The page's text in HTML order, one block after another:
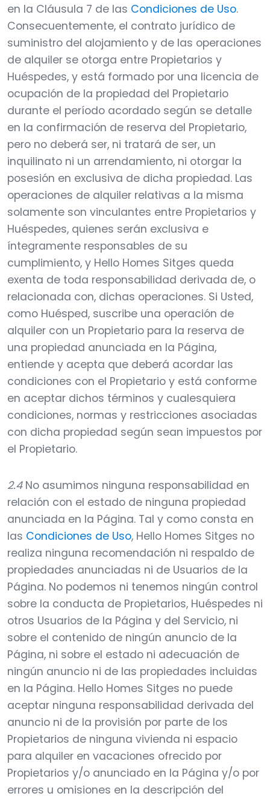
en la Cláusula 7 de las Condiciones de Uso.
Consecuentemente, el contrato jurídico de
suministro del alojamiento y de las operaciones
de alquiler se otorga entre Propietarios y
Huéspedes, y está formado por una licencia de
ocupación de la propiedad del Propietario
durante el período acordado según se detalle
en la confirmación de reserva del Propietario,
pero no deberá ser, ni tratará de ser, un
inquilinato ni un arrendamiento, ni otorgar la
posesión en exclusiva de dicha propiedad. Las
operaciones de alquiler relativas a la misma
solamente son vinculantes entre Propietarios y
Huéspedes, quienes serán exclusiva e
íntegramente responsables de su
cumplimiento, y Hello Homes Sitges queda
exenta de toda responsabilidad derivada de, o
relacionada con, dichas operaciones. Si Usted,
como Huésped, suscribe una operación de
alquiler con un Propietario para la reserva de
una propiedad anunciada en la Página,
entiende y acepta que deberá acordar las
condiciones con el Propietario y está conforme
en aceptar dichos términos y cualesquiera
condiciones, normas y restricciones asociadas
con dicha propiedad según sean impuestos por
el Propietario.
2.4No asumimos ninguna responsabilidad en
relación con el estado de ninguna propiedad
anunciada en la Página. Tal y como consta en
las Condiciones de Uso, Hello Homes Sitges no
realiza ninguna recomendación ni respaldo de
propiedades anunciadas ni de Usuarios de la
Página. No podemos ni tenemos ningún control
sobre la conducta de Propietarios, Huéspedes ni
otros Usuarios de la Página y del Servicio, ni
sobre el contenido de ningún anuncio de la
Página, ni sobre el estado ni adecuación de
ningún anuncio ni de las propiedades incluidas
en la Página. Hello Homes Sitges no puede
aceptar ninguna responsabilidad derivada del
anuncio ni de la provisión por parte de los
Propietarios de ninguna vivienda ni espacio
para alquiler en vacaciones ofrecido por
Propietarios y/o anunciado en la Página y/o por
errores u omisiones en la descripción del